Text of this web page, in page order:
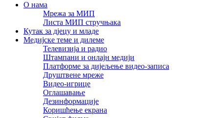
О нама
Мрежа за МИП
Листа МИП стручњака
Кутак за дјецу и младе
Медијске теме и дилеме
Телевизија и радио
Штампани и онлајн медији
Платформе за дијељење видео-записа
Друштвене мреже
Видео-игрице
Оглашавање
Дезинформације
Коришћење екрана